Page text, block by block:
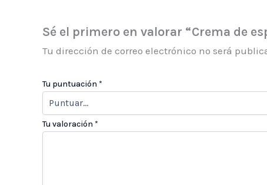
Sé el primero en valorar “Crema de
Tu dirección de correo electrónico no será
Tu puntuación *
Tu valoración *